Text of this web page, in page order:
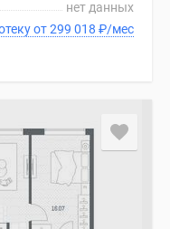
нет данных
В ипотеку от 299 018 ₽/мес